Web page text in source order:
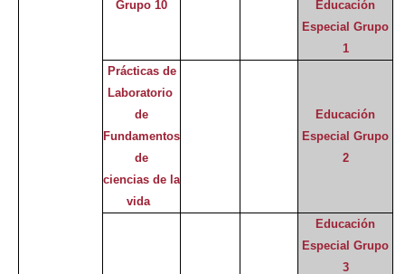
Grupo 10
Educación
Especial Grupo
1
Prácticas de
Laboratorio
de
Fundamentos
de
ciencias de la
vida
Educación
Especial Grupo
2
Educación
Especial Grupo
3